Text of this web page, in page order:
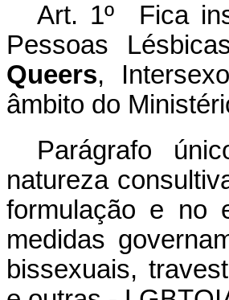
Art. 1º Fica
Pessoas
Queers,
âmbito do
Parágrafo
natureza
formulação e no
medidas
bissexuais,